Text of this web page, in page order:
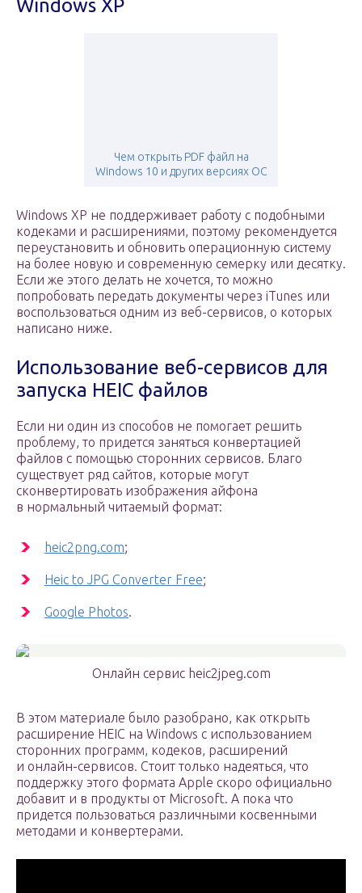
Windows XP
Чем открыть PDF файл на
Windows 10 и других версиях ОС
Windows XP не поддерживает работу с подобными
кодеками и расширениями, поэтому рекомендуется
переустановить и обновить операционную систему
на более новую и современную семерку или десятку.
Если же этого делать не хочется, то можно
попробовать передать документы через iTunes или
воспользоваться одним из веб-сервисов, о которых
написано ниже.
Использование веб-сервисов для
запуска HEIС файлов
Если ни один из способов не помогает решить
проблему, то придется заняться конвертацией
файлов с помощью сторонних сервисов. Благо
существует ряд сайтов, которые могут
сконвертировать изображения айфона
в нормальный читаемый формат:
heic2png.com;
Heic to JPG Converter Free;
Google Photos.
Онлайн сервис heic2jpeg.com
В этом материале было разобрано, как открыть
расширение HEIC на Windows с использованием
сторонних программ, кодеков, расширений
и онлайн-сервисов. Стоит только надеяться, что
поддержку этого формата Apple скоро официально
добавит и в продукты от Microsoft. А пока что
придется пользоваться различными косвенными
методами и конвертерами.